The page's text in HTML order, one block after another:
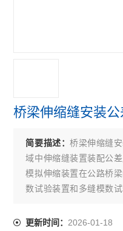
公路试验仪器
野外承载板测定仪
现场CBR值测定仪
K30荷载板测定仪
桥梁伸缩缝安装
简要描述：桥梁伸缩缝
域中伸缩缝装置装配公
模拟伸缩装置在公路桥
数试验装置和多缝模数
更新时间：2026-01-18